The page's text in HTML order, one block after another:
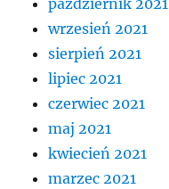
październik 2021
wrzesień 2021
sierpień 2021
lipiec 2021
czerwiec 2021
maj 2021
kwiecień 2021
marzec 2021